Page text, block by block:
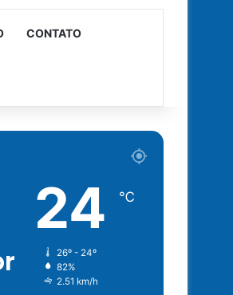
CONTATO
24 ℃
26º - 24º
82%
2.51 km/h